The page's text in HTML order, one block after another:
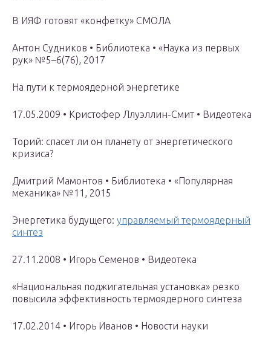
В ИЯФ готовят «конфетку» СМОЛА
Антон Судников • Библиотека • «Наука из первых
рук» №5–6(76), 2017
На пути к термоядерной энергетике
17.05.2009 • Кристофер Ллуэллин-Смит • Видеотека
Торий: спасет ли он планету от энергетического
кризиса?
Дмитрий Мамонтов • Библиотека • «Популярная
механика» №11, 2015
Энергетика будущего: управляемый термоядерный
синтез
27.11.2008 • Игорь Семенов • Видеотека
«Национальная поджигательная установка» резко
повысила эффективность термоядерного синтеза
17.02.2014 • Игорь Иванов • Новости науки